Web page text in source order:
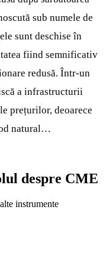
sub numele de
sunt deschise în
fiind semnificativ
redusă. Într-un
a infrastructurii
prețurilor, deoarece
natural…
despre CME
instrumente